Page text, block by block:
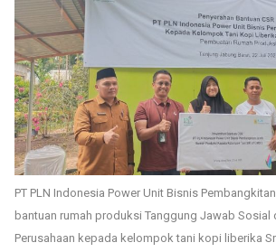
PT PLN Indonesia Power Unit Bisnis
bantuan rumah produksi Tanggung Jawab Sosial
Perusahaan kepada kelompok tani kopi liberika